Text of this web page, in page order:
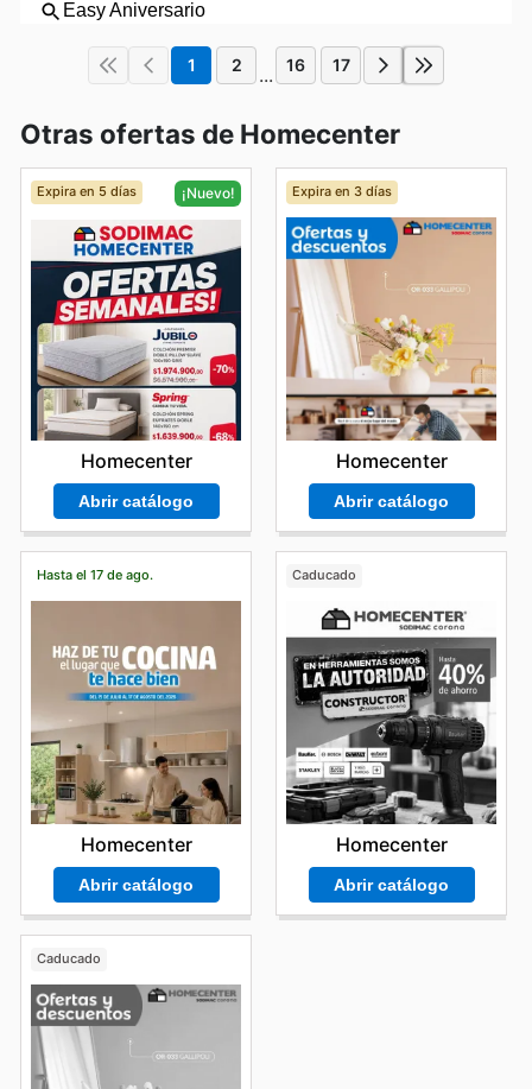
1 2 ... 16 17
Otras ofertas de Homecenter
Expira en 5 días ¡Nuevo!
Homecenter
Abrir catálogo
Expira en 3 días
Homecenter
Abrir catálogo
Hasta el 17 de ago.
Homecenter
Abrir catálogo
Caducado
Homecenter
Abrir catálogo
Caducado